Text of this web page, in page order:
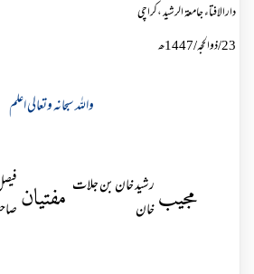
دارالافتاء جامعۃ الرشید ،کراچی
23/ذوالحجہ/
1447ھ
واللہ سبحانہ وتعالی اعلم
مجیب رشید خان بن جلات
خان
مفتیان